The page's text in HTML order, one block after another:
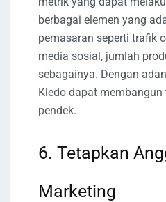
berbagai elemen yang
pemasaran seperti trafik
media sosial, jumlah
sebagainya. Dengan
Kledo dapat
pendek.
6. Tetapkan
Marketing